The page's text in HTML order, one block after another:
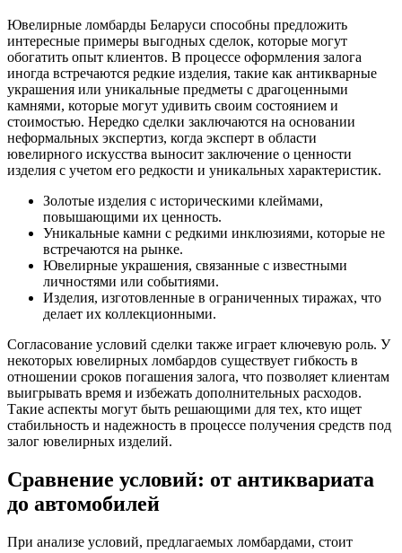
Ювелирные ломбарды Беларуси способны предложить
интересные примеры выгодных сделок, которые могут
обогатить опыт клиентов. В процессе оформления залога
иногда встречаются редкие изделия, такие как антикварные
украшения или уникальные предметы с драгоценными
камнями, которые могут удивить своим состоянием и
стоимостью. Нередко сделки заключаются на основании
неформальных экспертиз, когда эксперт в области
ювелирного искусства выносит заключение о ценности
изделия с учетом его редкости и уникальных характеристик.
Золотые изделия с историческими клеймами,
повышающими их ценность.
Уникальные камни с редкими инклюзиями, которые не
встречаются на рынке.
Ювелирные украшения, связанные с известными
личностями или событиями.
Изделия, изготовленные в ограниченных тиражах, что
делает их коллекционными.
Согласование условий сделки также играет ключевую роль. У
некоторых ювелирных ломбардов существует гибкость в
отношении сроков погашения залога, что позволяет клиентам
выигрывать время и избежать дополнительных расходов.
Такие аспекты могут быть решающими для тех, кто ищет
стабильность и надежность в процессе получения средств под
залог ювелирных изделий.
Сравнение условий: от антиквариата
до автомобилей
При анализе условий, предлагаемых ломбардами, стоит